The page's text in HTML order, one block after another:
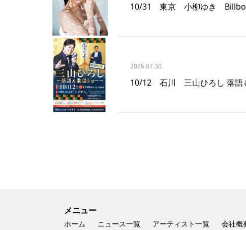
10/31 東京 小柳ゆき
2026.07.30
10/12 石川 三山ひろし 落語
メニュー
ホーム ニュース一覧 アーティスト一覧 会社概